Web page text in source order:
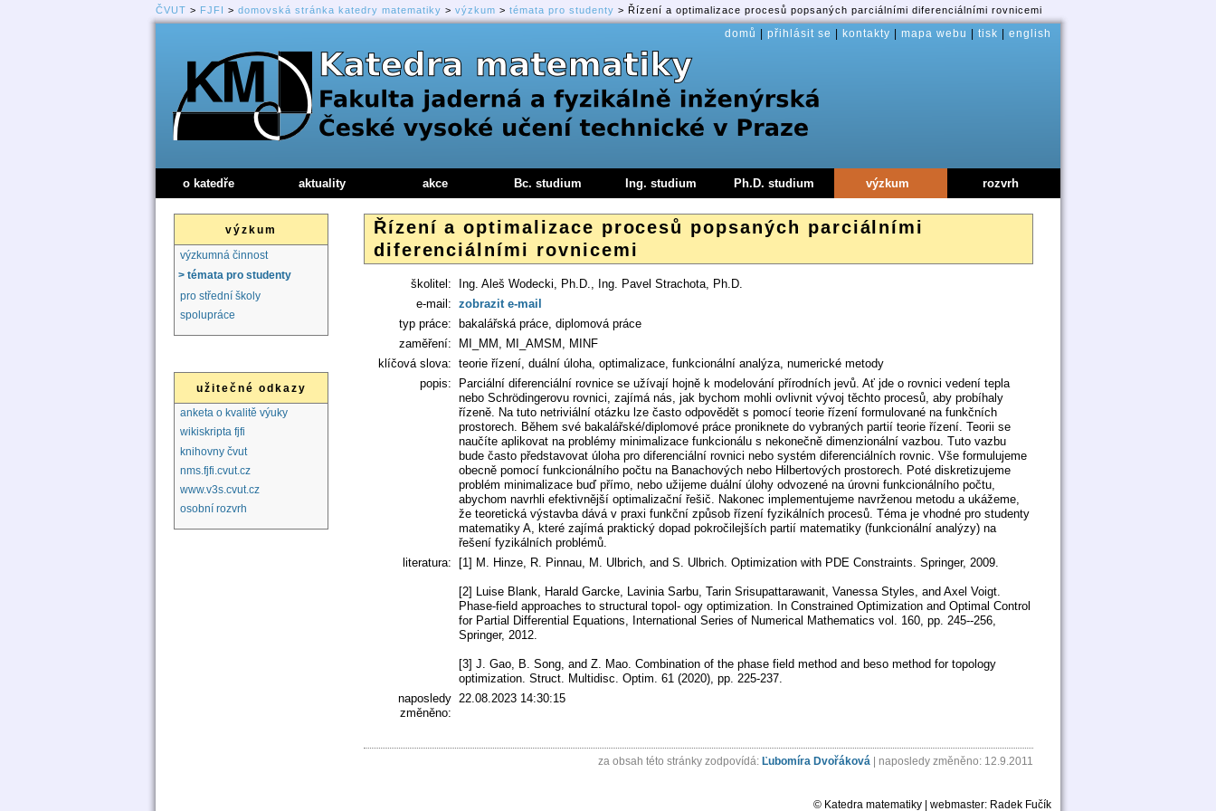
ČVUT > FJFI > domovská stránka katedry matematiky > výzkum > témata pro studenty > Řízení a optimalizace procesů popsaných parciálními diferenciálními rovnicemi
Řízení a optimalizace procesů popsaných parciálními
diferenciálními rovnicemi
školitel:
Ing. Aleš Wodecki, Ph.D., Ing. Pavel Strachota, Ph.D.
e-mail: zobrazit e-mail
typ práce: bakalářská práce, diplomová práce
zaměření:
MI_MM, MI_AMSM, MINF
klíčová slova: teorie řízení, duální úloha, optimalizace, funkcionální analýza, numerické metody
popis:
Parciální diferenciální rovnice se užívají hojně k modelování přírodních jevů. Ať jde o rovnici vedení tepla
nebo Schrödingerovu rovnici, zajímá nás, jak bychom mohli ovlivnit vývoj těchto procesů, aby probíhaly
řízeně. Na tuto netriviální otázku lze často odpovědět s pomocí teorie řízení formulované na funkčních
prostorech. Během své bakalářské/diplomové práce proniknete do vybraných partií teorie řízení. Teorii se
naučíte aplikovat na problémy minimalizace funkcionálu s nekonečně dimenzionální vazbou. Tuto vazbu
bude často představovat úloha pro diferenciální rovnici nebo systém diferenciálních rovnic. Vše formulujeme
obecně pomocí funkcionálního počtu na Banachových nebo Hilbertových prostorech. Poté diskretizujeme
problém minimalizace buď přímo, nebo užijeme duální úlohy odvozené na úrovni funkcionálního počtu,
abychom navrhli efektivnější optimalizační řešič. Nakonec implementujeme navrženou metodu a ukážeme,
že teoretická výstavba dává v praxi funkční způsob řízení fyzikálních procesů. Téma je vhodné pro studenty
matematiky A, které zajímá praktický dopad pokročilejších partií matematiky (funkcionální analýzy) na
řešení fyzikálních problémů.
literatura:
[1] M. Hinze, R. Pinnau, M. Ulbrich, and S. Ulbrich. Optimization with PDE Constraints. Springer, 2009.
[2] Luise Blank, Harald Garcke, Lavinia Sarbu, Tarin Srisupattarawanit, Vanessa Styles, and Axel Voigt.
Phase-field approaches to structural topol- ogy optimization. In Constrained Optimization and Optimal Control
for Partial Differential Equations, International Series of Numerical Mathematics vol. 160, pp. 245--256,
Springer, 2012.
[3] J. Gao, B. Song, and Z. Mao. Combination of the phase field method and beso method for topology
optimization. Struct. Multidisc. Optim. 61 (2020), pp. 225-237.
naposledy
změněno:
22.08.2023 14:30:15
za obsah této stránky zodpovídá: Ľubomíra Dvořáková | naposledy změněno: 12.9.2011
domů přihlásit se kontakty mapa webu tisk english
o katedře aktuality akce Bc. studium Ing. studium Ph.D. studium výzkum rozvrh
výzkum
výzkumná činnost
> témata pro studenty
pro střední školy
spolupráce
užitečné odkazy
anketa o kvalitě výuky
wikiskripta fjfi
knihovny čvut
nms.fjfi.cvut.cz
www.v3s.cvut.cz
osobní rozvrh
© Katedra matematiky | webmaster: Radek Fučík